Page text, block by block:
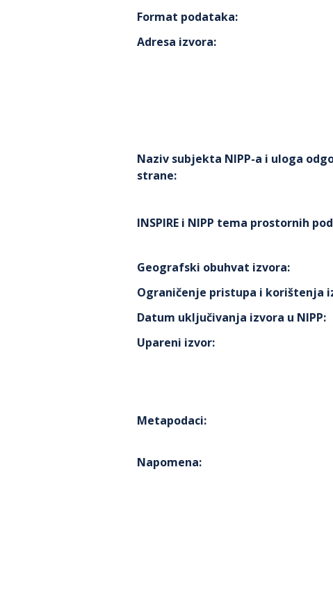
Format podataka:
Adresa izvora:
Naziv subjekta NIPP-a i uloga
strane:
INSPIRE i NIPP tema prostornih
Geografski obuhvat izvora:
Ograničenje pristupa i korištenja
Datum uključivanja izvora u NIPP:
Upareni izvor:
Metapodaci:
Napomena: